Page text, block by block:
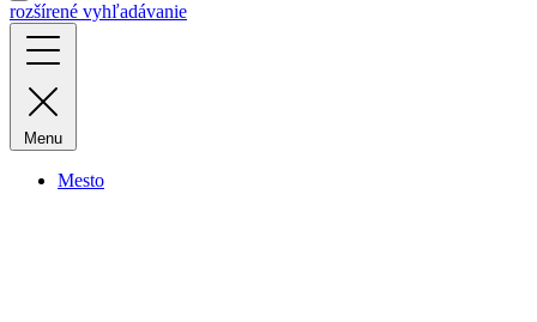
rozšírené vyhľadávanie
Menu
Mesto